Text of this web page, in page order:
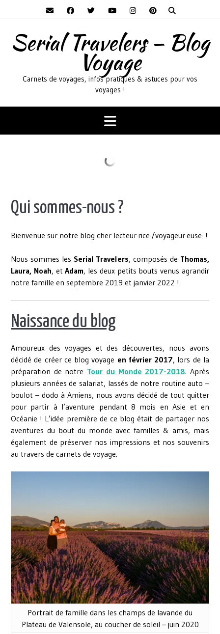
to
Serial Travelers – Blog
Voyage
Carnets de voyages, infos pratiques & astuces pour vos
voyages !
Qui sommes-nous ?
Bienvenue sur notre blog cher lecteur·rice·/voyageur·euse· !
Nous sommes les Serial Travelers, composés de Thomas,
Laura, Noah, etAdam, les deux petits bouts venus agrandir
notre famille en septembre 2019 et janvier 2022 !
Naissance du blog
Amoureux des voyages et des découvertes, nous avons
décidé de créer ce blog voyage en février 2017, lors de la
préparation de notre Tour du Monde 2017-2018. Après
plusieurs années de salariat, lassés de notre routine auto –
boulot – dodo à Amiens, nous avons décidé de tout quitter
pour partir à l’aventure pendant 8 mois en Asie et en
Océanie ! L’idée première de ce blog était de partager nos
aventures du bout du monde avec familles & amis, mais
également de préserver nos impressions et nos souvenirs
au travers de carnets de voyage.
Portrait de famille dans les champs de lavande du
Plateau de Valensole, au coucher de soleil – juin 2020